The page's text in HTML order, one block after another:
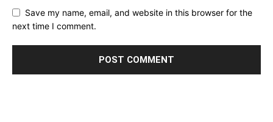
Save my name, email, and website in this browser for the
next time I comment.